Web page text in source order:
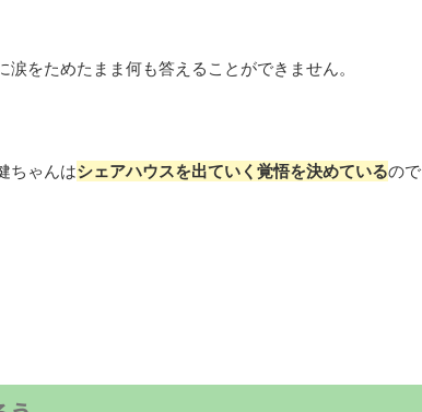
をためたまま何も答えることができません。
ちゃんはシェアハウスを出ていく覚悟を決めているので